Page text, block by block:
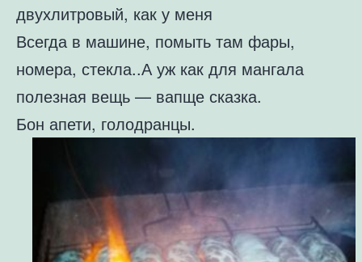
двухлитровый, как у меня
Всегда в машине, помыть там фары,
номера, стекла..А уж как для мангала
полезная вещь — вапще сказка.
Бон апети, голодранцы.